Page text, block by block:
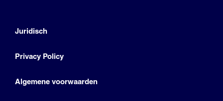
Juridisch
Privacy Policy
Algemene voorwaarden